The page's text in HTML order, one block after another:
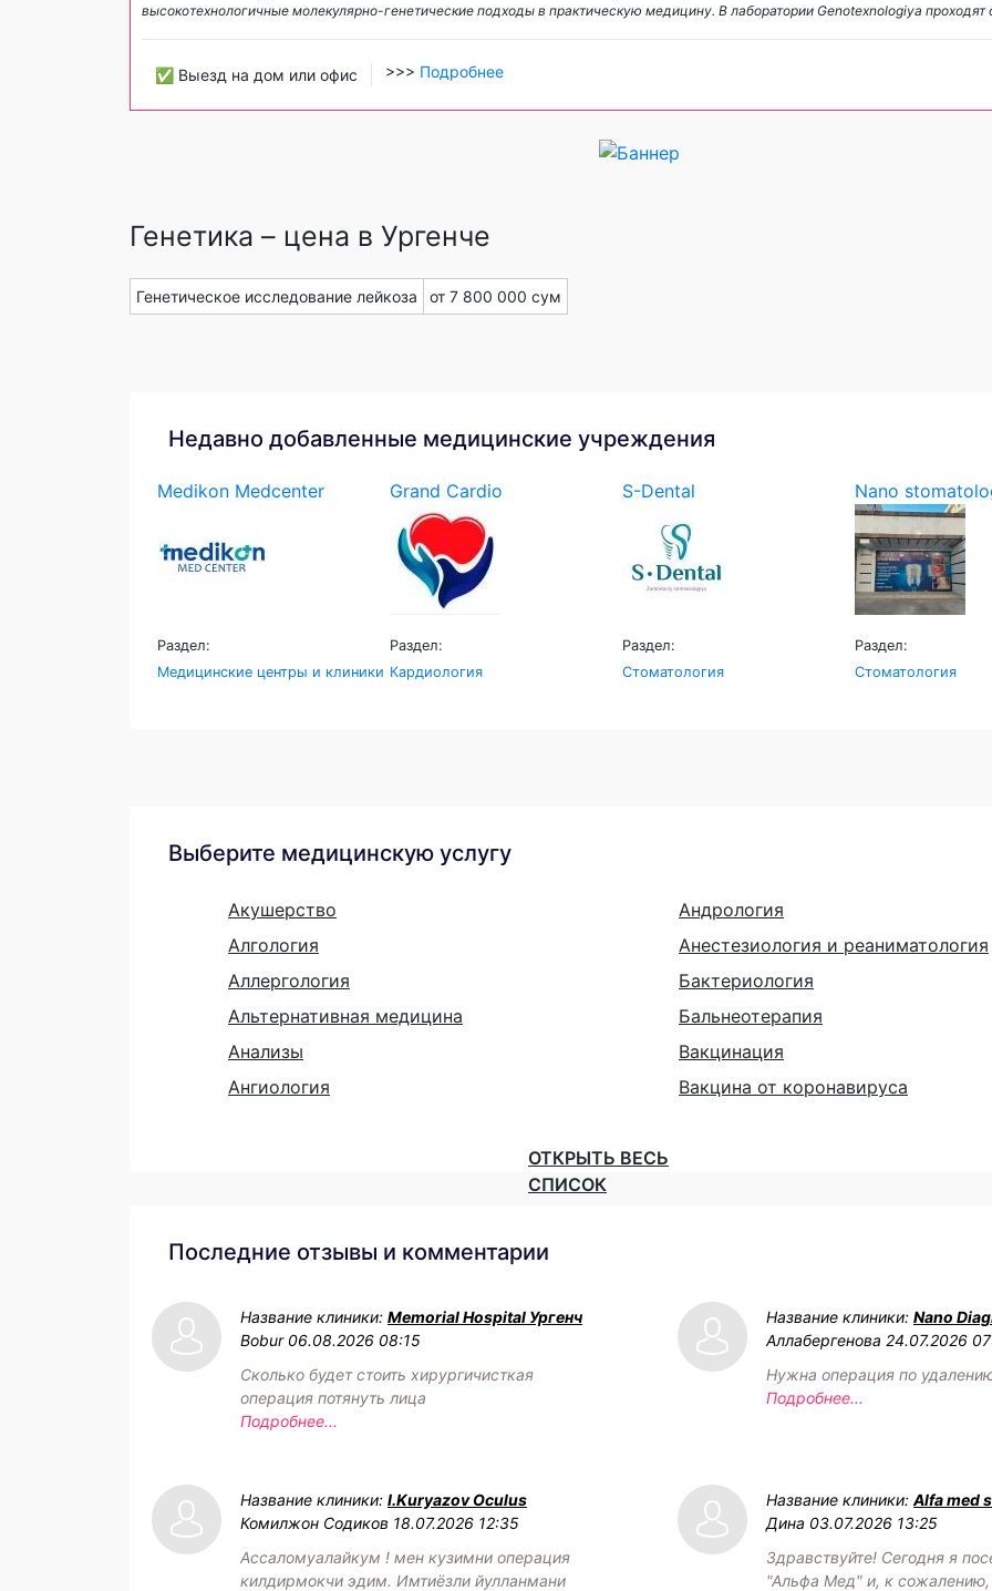
высокотехнологичные молекулярно-генетические подходы в практическую медицину. В лаборатории Genotexnologiya проходят
✅ Выезд на дом или офис >>> Подробнее
Генетика – цена в Ургенче
Генетическое исследование лейкоза от 7 800 000 сум
Недавно добавленные медицинские учреждения
Medikon Medcenter
Раздел:
Медицинские центры и клиники
Grand Cardio
Раздел:
Кардиология
S-Dental
Раздел:
Стоматология
Nano
Раздел:
Стоматология
Выберите медицинскую услугу
Акушерство
Алгология
Аллергология
Альтернативная медицина
Анализы
Ангиология
Андрология
Анестезиология и реаниматология
Бактериология
Бальнеотерапия
Вакцинация
Вакцина от коронавируса
ОТКРЫТЬ ВЕСЬ
СПИСОК
Последние отзывы и комментарии
Название клиники: Memorial Hospital Ургенч
Bobur 06.08.2026 08:15
Сколько будет стоить хирургичисткая
операция потянуть лица
Подробнее...
Название клиники: Nano
Аллабергенова 24.07.2026
Нужна операция по
Подробнее...
Название клиники: I.Kuryazov Oculus
Комилжон Содиков 18.07.2026 12:35
Ассаломуалайкум ! мен кузимни операция
килдирмокчи эдим. Имтиёзли йулланмани
Название клиники: Alfa med
Дина 03.07.2026 13:25
Здравствуйте! Сегодня я
"Альфа Мед" и, к сожалению,